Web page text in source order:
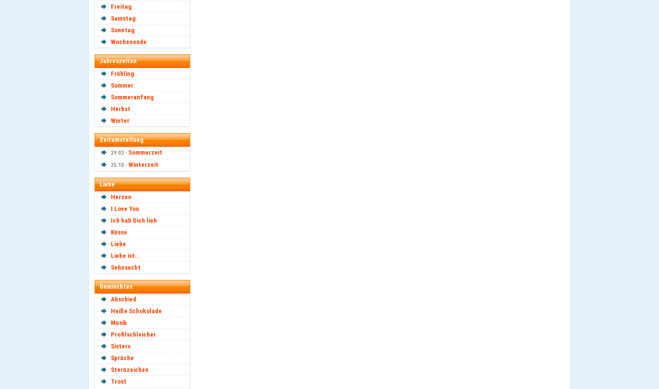
Freitag
Samstag
Sonntag
Wochenende
Jahreszeiten
Frühling
Sommer
Sommeranfang
Herbst
Winter
Zeitumstellung
29.03 - Sommerzeit
25.10 - Winterzeit
Liebe
Herzen
I Love You
Ich hab Dich lieb
Küsse
Liebe
Liebe ist...
Sehnsucht
Gemischtes
Abschied
Heiße Schokolade
Musik
Profilschleicher
Sisters
Sprüche
Sternzeichen
Trost